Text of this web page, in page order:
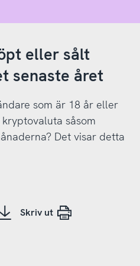
eller sålt
senaste året
som är 18 år eller
såsom
Det visar detta
Skriv ut